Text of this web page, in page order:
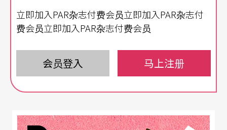
台视觉及听觉的效果。根据我阅读的经验，西方著
名的剧作家，「文笔」都很好，要他们写一篇好的
散文，并不成问题。像契可夫、皮蓝德罗、贝克特
等都是写小说的好手。
是你个人对文字的敏感度。建议你除了戏剧外，还
立即加入PAR杂志付费会员立即加入PAR杂志付
费会员立即加入PAR杂志付费会员
会员登入 马上注册